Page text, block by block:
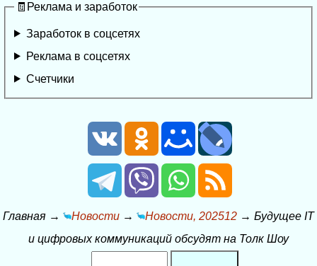
🧾Реклама и заработок
Заработок в соцсетях
Реклама в соцсетях
Счетчики
Главная → Новости → Новости, 202512 → Будущее IT
и цифровых коммуникаций обсудят на Толк Шоу